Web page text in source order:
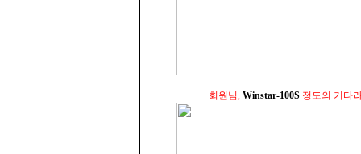
회원님, Winstar-100S정도의 기타